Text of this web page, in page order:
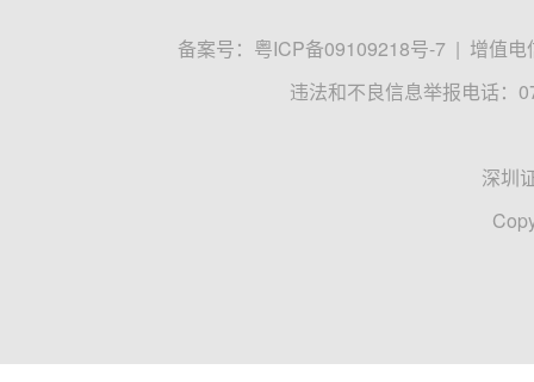
备案号： 粤ICP备09109218号-7 | 增值电
违法和不良信息举报电话：
深圳